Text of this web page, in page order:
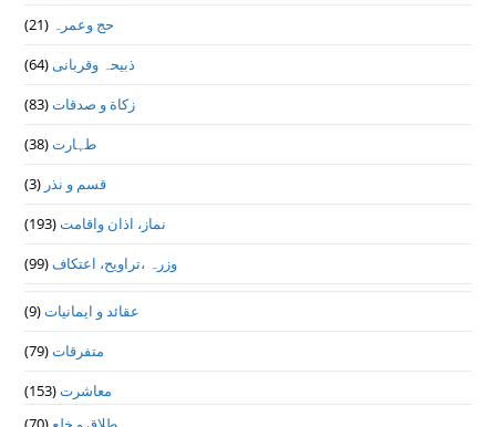
حج وعمرہ (21)
ذبیحہ وقربانی(64)
زکاة و صدقات(83)
طہارت(38)
قسم و نذر (3)
نماز، اذان واقامت(193)
وزرہ ،تراويح، اعتكاف(99)
عقائد و ایمانیات(9)
متفرقات(79)
معاشرت(153)